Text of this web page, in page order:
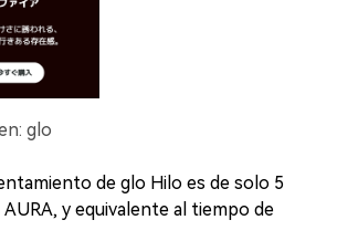
glo
de glo Hilo es de solo 5
y equivalente al tiempo de